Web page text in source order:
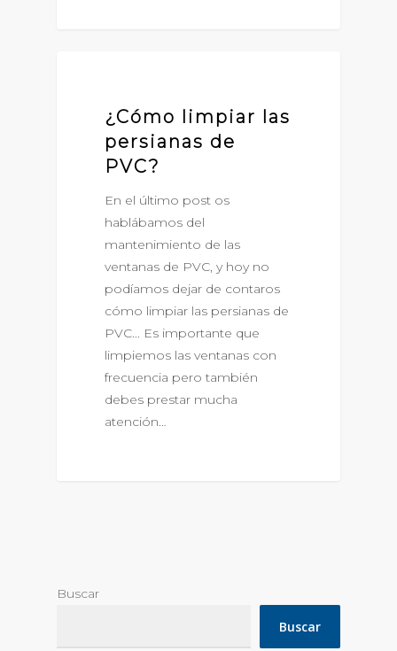
¿Cómo limpiar las
persianas de
PVC?
En el último post os
hablábamos del
mantenimiento de las
ventanas de PVC, y hoy no
podíamos dejar de contaros
cómo limpiar las persianas de
PVC... Es importante que
limpiemos las ventanas con
frecuencia pero también
debes prestar mucha
atención…
Buscar
Buscar